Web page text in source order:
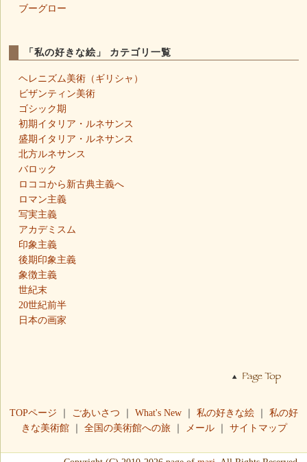
ブーグロー
「私の好きな絵」 カテゴリ一覧
ヘレニズム美術（ギリシャ）
ビザンティン美術
ゴシック期
初期イタリア・ルネサンス
盛期イタリア・ルネサンス
北方ルネサンス
バロック
ロココから新古典主義へ
ロマン主義
写実主義
アカデミスム
印象主義
後期印象主義
象徴主義
世紀末
20世紀前半
日本の画家
TOPページ ｜ ごあいさつ ｜ What's New ｜ 私の好きな絵 ｜ 私の好
きな美術館｜ 全国の美術館への旅｜ メール｜ サイトマップ